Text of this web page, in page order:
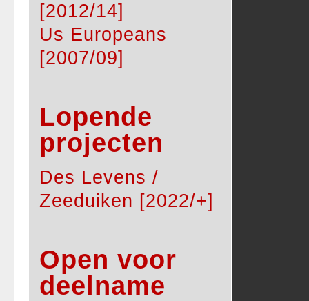
[2012/14]
Us Europeans
[2007/09]
Lopende
projecten
Des Levens /
Zeeduiken [2022/+]
Open voor
deelname